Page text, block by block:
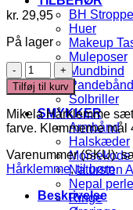
BH
Huer
Makeup
Muleposer
Mundbind
Pandebånd
Solbriller
SMYKKER
Armbånd
Halskæder
Natursten
Nepal
Ringe
kr. 29,95
På lager
Mikela
-
Hårklemme
sæt
antal
Tilføj til kurv
Mikela Hårklemme
farve. Klemmerne mål
Varenummer (SKU):
Hårklemme,til børn
Beskrivelse